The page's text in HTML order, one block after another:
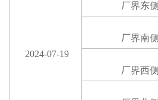
2024-07-19
厂界东侧
厂界南侧
厂界西侧